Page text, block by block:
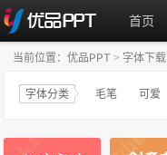
首页
当前位置： 优品PPT > 字体下载
字体分类 毛笔 可爱